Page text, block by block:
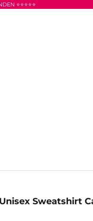
⭐⭐⭐⭐⭐
Sweatshirt